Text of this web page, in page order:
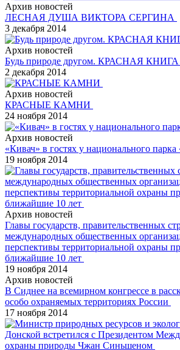
Архив новостей
ЛЕСНАЯ ДУША ВИКТОРА СЕРГИНА
3 декабря 2014
Архив новостей
Будь природе другом. КРАСНАЯ КНИГА
2 декабря 2014
Архив новостей
КРАСНЫЕ КАМНИ
24 ноября 2014
Архив новостей
«Кивач» в гостях у национального
19 ноября 2014
Архив новостей
Главы государств, правительственных
международных общественных
перспективы территориальной охраны
ближайшие 10 лет
19 ноября 2014
Архив новостей
В Сиднее на всемирном конгрессе в
особо охраняемых территориях России
17 ноября 2014